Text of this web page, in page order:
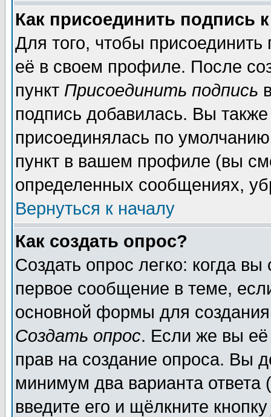
Как присоединить подпись
Для того, чтобы
её в своем профиле. После
пункт Присоединить подпись
подпись добавилась. Вы
присоединялась по
пункт в вашем профиле (вы
определенных сообщениях,
Вернуться к началу
Как создать опрос?
Создать опрос легко: когда
первое сообщение в теме,
основной формы для
Создать опрос. Если же вы её
прав на создание опроса. Вы
минимум два варианта ответа
введите его и щёлкните